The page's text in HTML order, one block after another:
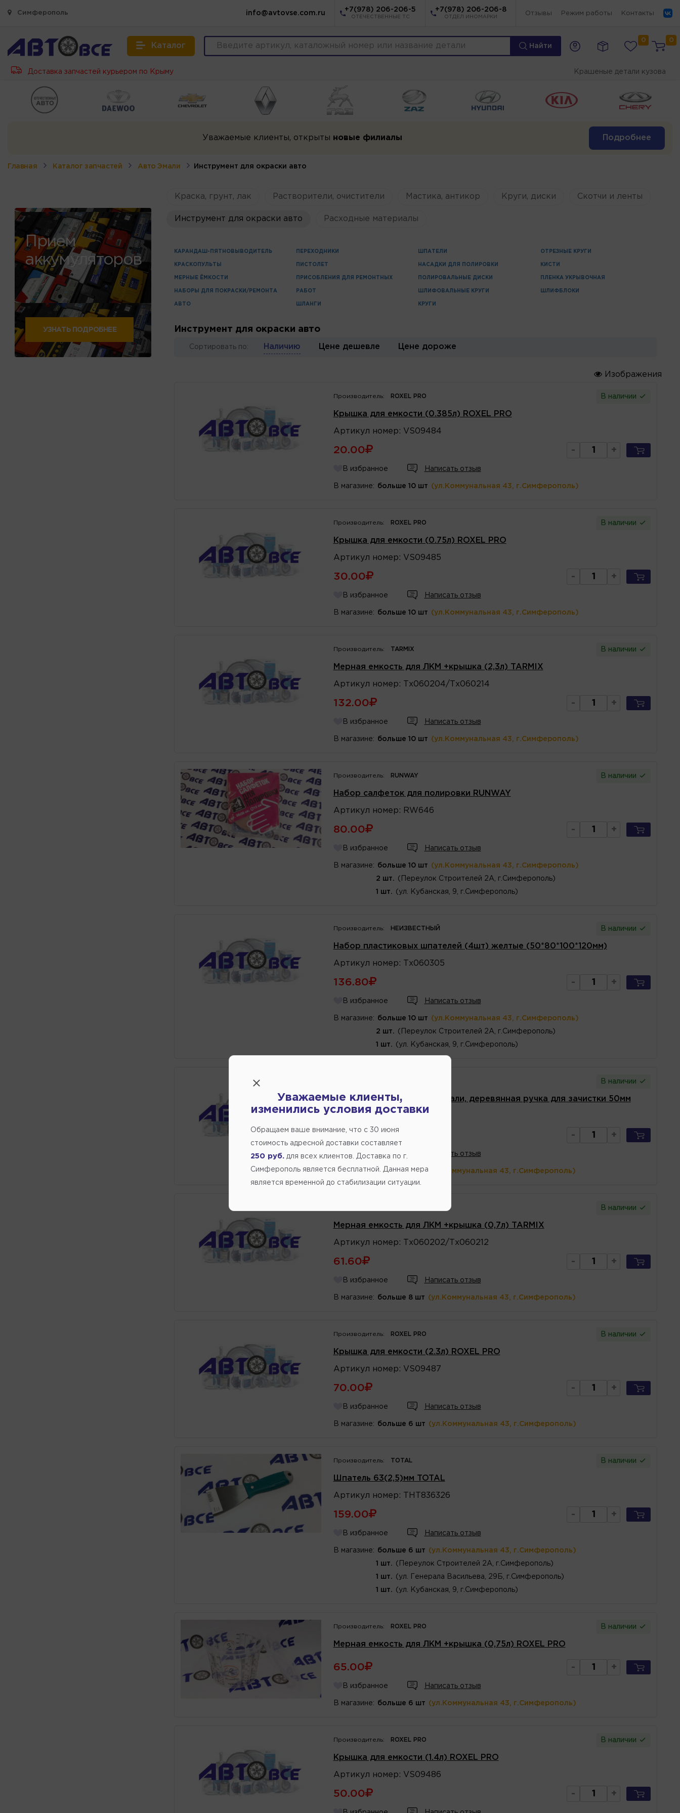
Симферополь info@avtovse.com.ru
+7(978) 206-206-5
ОТЕЧЕСТВЕННЫЕ ТС
+7(978) 206-206-8
ОТДЕЛ ИНОМАРКИ
Отзывы Режим работы Контакты
Каталог Найти
0 0
Доставка запчастей курьером по Крыму Крашеные детали кузова
Уважаемые клиенты, открыты новые филиалы Подробнее
Главная Каталог запчастей Авто Эмали Инструмент для окраски авто
Прием
аккумуляторов
УЗНАТЬ ПОДРОБНЕЕ
Краска, грунт, лак Растворители, очистители Мастика, антикор Круги, диски Скотчи и ленты
Инструмент для окраски авто Расходные материалы
КАРАНДАШ-ПЯТНОВЫВОДИТЕЛЬ
КРАСКОПУЛЬТЫ
МЕРНЫЕ ЁМКОСТИ
НАБОРЫ ДЛЯ ПОКРАСКИ/РЕМОНТА
АВТО
ПЕРЕХОДНИКИ
ПИСТОЛЕТ
ПРИСОБЛЕНИЯ ДЛЯ РЕМОНТНЫХ
РАБОТ
ШЛАНГИ
ШПАТЕЛИ
НАСАДКИ ДЛЯ ПОЛИРОВКИ
ПОЛИРОВАЛЬНЫЕ ДИСКИ
ШЛИФОВАЛЬНЫЕ КРУГИ
КРУГИ
ОТРЕЗНЫЕ КРУГИ
КИСТИ
ПЛЕНКА УКРЫВОЧНАЯ
ШЛИФБЛОКИ
Инструмент для окраски авто
Сортировать по: Наличию Цене дешевле Цене дороже
Изображения
Производитель: ROXEL PRO В наличии
Крышка для емкости (0.385л) ROXEL PRO
Артикул номер : VS09484
20.00 - +
В избранное Написать отзыв
В магазине: больше 10 шт (ул.Коммунальная 43, г.Симферополь)
Производитель: ROXEL PRO В наличии
Крышка для емкости (0.75л) ROXEL PRO
Артикул номер : VS09485
30.00 - +
В избранное Написать отзыв
В магазине: больше 10 шт (ул.Коммунальная 43, г.Симферополь)
Производитель: TARMIX В наличии
Мерная емкость для ЛКМ +крышка (2,3л) TARMIX
Артикул номер : Тх060204/Тх060214
132.00 - +
В избранное Написать отзыв
В магазине: больше 10 шт (ул.Коммунальная 43, г.Симферополь)
Производитель: RUNWAY В наличии
Набор салфеток для полировки RUNWAY
Артикул номер : RW646
80.00 - +
В избранное Написать отзыв
В магазине: больше 10 шт (ул.Коммунальная 43, г.Симферополь)
2 шт. (Переулок Строителей 2А, г.Симферополь)
1 шт. (ул. Кубанская, 9, г.Симферополь)
Производитель: НЕИЗВЕСТНЫЙ В наличии
Набор пластиковых шпателей (4шт) желтые (50*80*100*120мм)
Артикул номер : Тх060305
136.80 - +
В избранное Написать отзыв
В магазине: больше 10 шт (ул.Коммунальная 43, г.Симферополь)
2 шт. (Переулок Строителей 2А, г.Симферополь)
1 шт. (ул. Кубанская, 9, г.Симферополь)
В наличии
Шпатель из карбоновой стали, деревянная ручка для зачистки 50мм
номер
60.00 - +
В избранное Написать отзыв
В магазине: больше 8 шт (ул.Коммунальная 43, г.Симферополь)
В наличии
Мерная емкость для ЛКМ +крышка (0,7л) TARMIX
Артикул номер : Тх060202/Тх060212
61.60 - +
В избранное Написать отзыв
В магазине: больше 8 шт (ул.Коммунальная 43, г.Симферополь)
Производитель: ROXEL PRO В наличии
Крышка для емкости (2.3л) ROXEL PRO
Артикул номер : VS09487
70.00 - +
В избранное Написать отзыв
В магазине: больше 6 шт (ул.Коммунальная 43, г.Симферополь)
Производитель: TOTAL В наличии
Шпатель 63(2,5)мм TOTAL
Артикул номер : THT836326
159.00 - +
В избранное Написать отзыв
В магазине: больше 6 шт (ул.Коммунальная 43, г.Симферополь)
1 шт. (Переулок Строителей 2А, г.Симферополь)
1 шт. (ул. Генерала Васильева, 29Б, г.Симферополь)
1 шт. (ул. Кубанская, 9, г.Симферополь)
Производитель: ROXEL PRO В наличии
Мерная емкость для ЛКМ +крышка (0,75л) ROXEL PRO
65.00 - +
В избранное Написать отзыв
В магазине: больше 6 шт (ул.Коммунальная 43, г.Симферополь)
Производитель: ROXEL PRO В наличии
Крышка для емкости (1.4л) ROXEL PRO
Артикул номер : VS09486
50.00 - +
Уважаемые клиенты,
изменились условия доставки
Обращаем ваше внимание, что c 30 июня
стоимость адресной доставки составляет
250 руб. для всех клиентов. Доставка по г.
Симферополь является бесплатной. Данная мера
является временной до стабилизации ситуации.